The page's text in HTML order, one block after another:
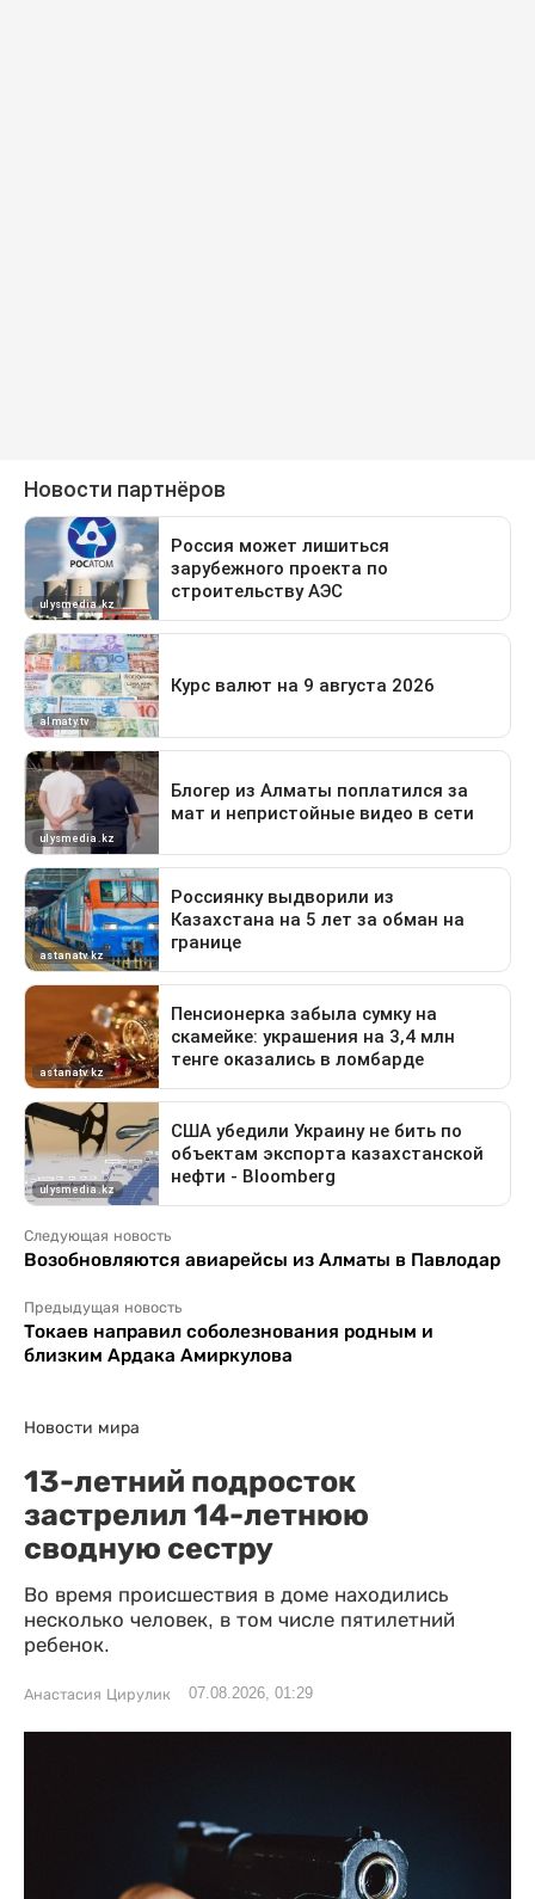
Следующая новость
Возобновляются авиарейсы из Алматы в Павлодар
Предыдущая новость
Токаев направил соболезнования родным и
близким Ардака Амиркулова
Новости мира
13-летний подросток
застрелил 14-летнюю
сводную сестру
Во время происшествия в доме находились
несколько человек, в том числе пятилетний
ребенок.
Анастасия Цирулик 07.08.2026, 01:29